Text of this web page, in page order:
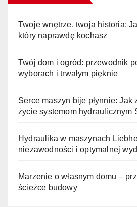
Twoje wnętrze, twoja historia:
który naprawdę kochasz
Twój dom i ogród: przewodnik
wyborach i trwałym pięknie
Serce maszyn bije płynnie: Jak
życie systemom hydraulicznym
Hydraulika w maszynach
niezawodności i optymalnej
Marzenie o własnym domu –
ścieżce budowy